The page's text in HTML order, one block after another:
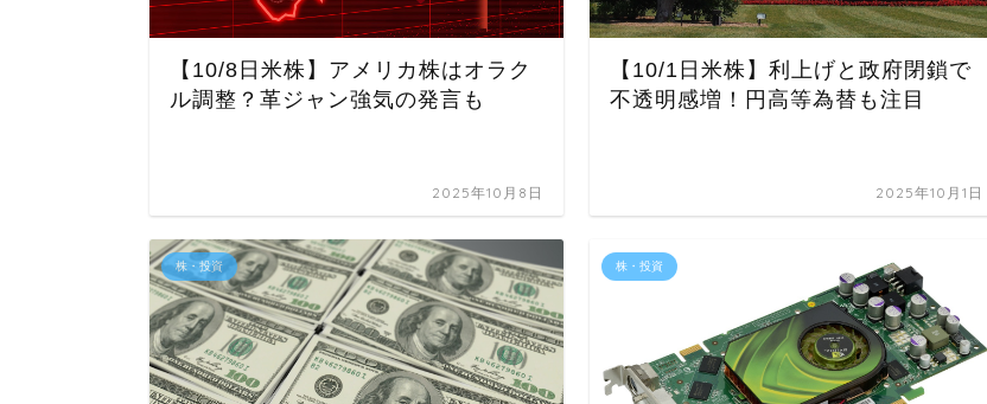
【10/8日米株】アメリカ株はオラク
ル調整？革ジャン強気の発言も
2025年10月8日
【10/1日米株】利上げと政府閉鎖で
不透明感増！円高等為替も注目
2025年10月1日
株・投資 株・投資